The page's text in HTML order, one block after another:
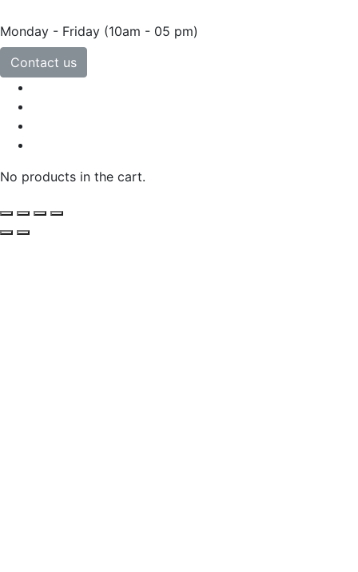
Monday - Friday (10am - 05 pm)
Contact us
No products in the cart.